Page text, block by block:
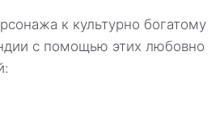
к культурно богатому
с помощью этих любовно